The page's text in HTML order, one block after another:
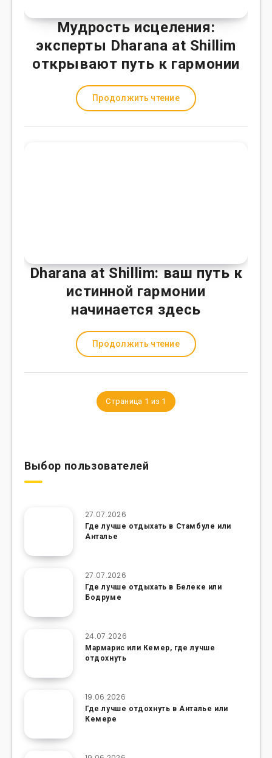
Мудрость исцеления:
эксперты Dharana at Shillim
открывают путь к гармонии
Продолжить чтение
Dharana at Shillim: ваш путь к
истинной гармонии
начинается здесь
Продолжить чтение
Страница 1 из 1
Выбор пользователей
27.07.2026
Где лучше отдыхать в Стамбуле или
Анталье
27.07.2026
Где лучше отдыхать в Белеке или
Бодруме
24.07.2026
Мармарис или Кемер, где лучше
отдохнуть
19.06.2026
Где лучше отдохнуть в Анталье или
Кемере